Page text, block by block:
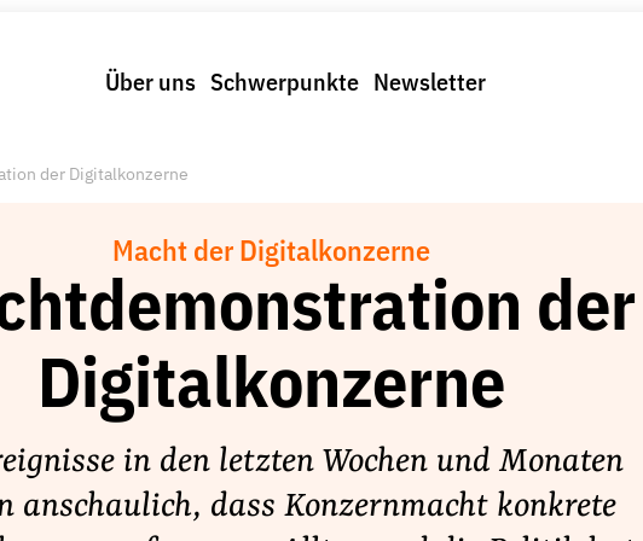
Über uns Schwerpunkte Newsletter
der Digitalkonzerne
Macht der Digitalkonzerne
der
Digitalkonzerne
in den letzten Wochen und Monaten
anschaulich, dass Konzernmacht konkrete